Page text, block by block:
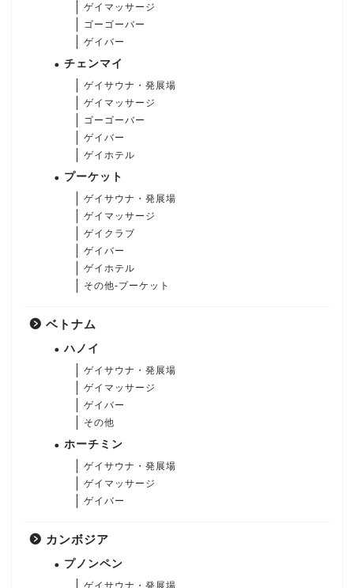
ゲイマッサージ
ゴーゴーバー
ゲイバー
チェンマイ
ゲイサウナ・発展場
ゲイマッサージ
ゴーゴーバー
ゲイバー
ゲイホテル
プーケット
ゲイサウナ・発展場
ゲイマッサージ
ゲイクラブ
ゲイバー
ゲイホテル
その他-プーケット
ベトナム
ハノイ
ゲイサウナ・発展場
ゲイマッサージ
ゲイバー
その他
ホーチミン
ゲイサウナ・発展場
ゲイマッサージ
ゲイバー
カンボジア
プノンペン
ゲイサウナ・発展場